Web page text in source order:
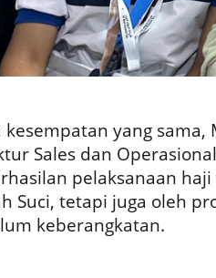
kesempatan yang sama,
Sales dan
pelaksanaan
Suci, tetapi juga oleh
keberangkatan.